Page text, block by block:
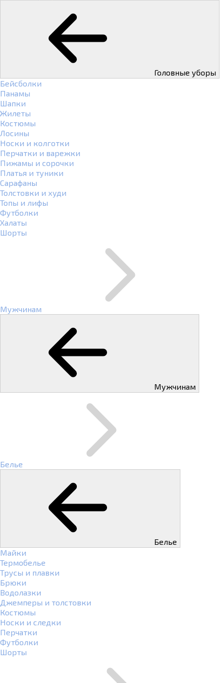
Головные уборы
Бейсболки
Панамы
Шапки
Жилеты
Костюмы
Лосины
Носки и колготки
Перчатки и варежки
Пижамы и сорочки
Платья и туники
Сарафаны
Толстовки и худи
Топы и лифы
Футболки
Халаты
Шорты
Мужчинам
Мужчинам
Белье
Белье
Майки
Термобелье
Трусы и плавки
Брюки
Водолазки
Джемперы и толстовки
Костюмы
Носки и следки
Перчатки
Футболки
Шорты